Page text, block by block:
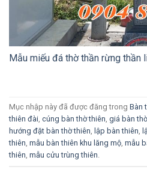
Mẫu miếu đá thờ thần rừng thần
Mục nhập này đã được đăng trong Bàn
thiên đài, cúng bàn thờ thiên, giá bàn
hướng đặt bàn thờ thiên, lập bàn thiên,
thiên, mẫu bàn thiên khu lăng mộ, mẫu
thiên, mẫu cửu trùng thiên.